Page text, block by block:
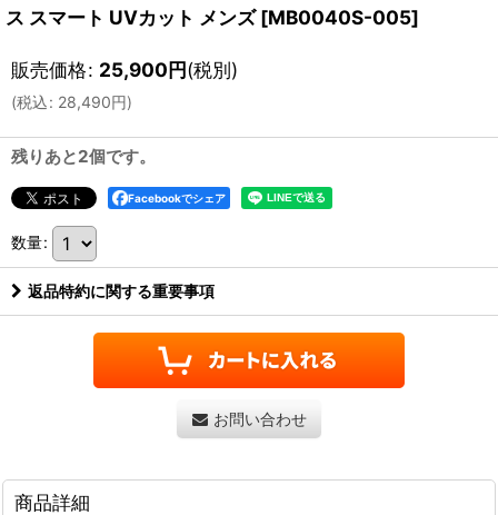
ス スマート UVカット メンズ [MB0040S-005]
販売価格: 25,900円(税別)
(税込: 28,490円)
残りあと2個です。
Facebookでシェア
数量:
返品特約に関する重要事項
お問い合わせ
商品詳細